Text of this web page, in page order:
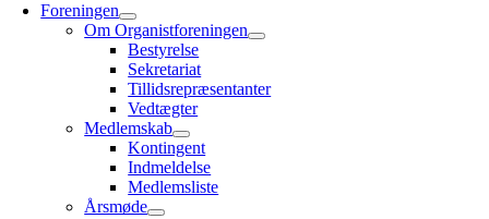
Foreningen
Om Organistforeningen
Bestyrelse
Sekretariat
Tillidsrepræsentanter
Vedtægter
Medlemskab
Kontingent
Indmeldelse
Medlemsliste
Årsmøde